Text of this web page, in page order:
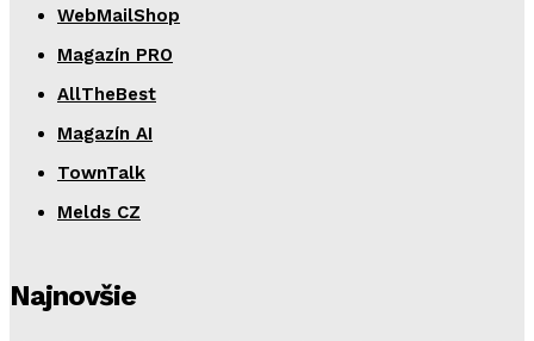
WebMailShop
Magazín PRO
AllTheBest
Magazín AI
TownTalk
Melds CZ
Najnovšie